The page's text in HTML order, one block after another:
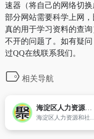
速器（将自己的网络切
部分网站需要科学上网
真的用于学习资料的查
不开的问题了。如有疑
过QQ在线联系我们。
相关导航
海淀区人力资源和社会保障局
海淀区人力资